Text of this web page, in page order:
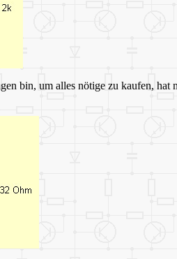
bin, um alles nötige zu kaufen, hat